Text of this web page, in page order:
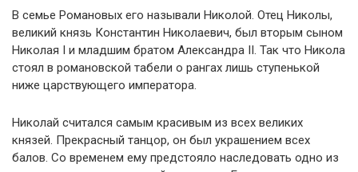
В семье Романовых его называли Николой. Отец Николы,
великий князь Константин Николаевич, был вторым сыном
Николая I и младшим братом Александра II. Так что Никола
стоял в романовской табели о рангах лишь ступенькой
ниже царствующего императора.
Николай считался самым красивым из всех великих
князей. Прекрасный танцор, он был украшением всех
балов. Со временем ему предстояло наследовать одно из